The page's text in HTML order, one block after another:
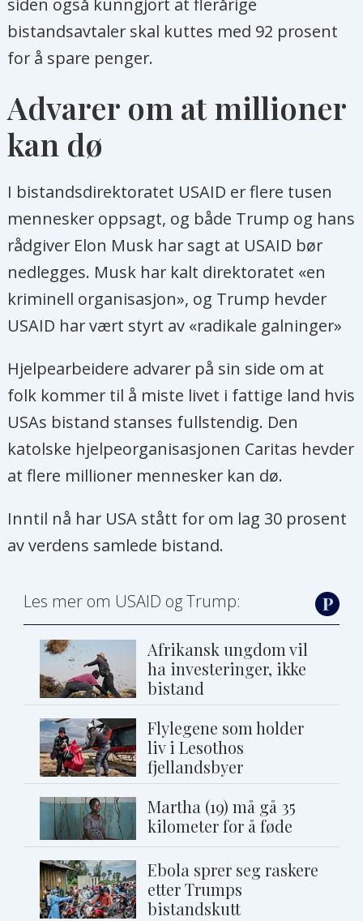
siden også kunngjort at flerårige
bistandsavtaler skal kuttes med 92 prosent
for å spare penger.
Advarer om at millioner
kan dø
I bistandsdirektoratet USAID er flere tusen
mennesker oppsagt, og både Trump og hans
rådgiver Elon Musk har sagt at USAID bør
nedlegges. Musk har kalt direktoratet «en
kriminell organisasjon», og Trump hevder
USAID har vært styrt av «radikale galninger»
Hjelpearbeidere advarer på sin side om at
folk kommer til å miste livet i fattige land hvis
USAs bistand stanses fullstendig. Den
katolske hjelpeorganisasjonen Caritas hevder
at flere millioner mennesker kan dø.
Inntil nå har USA stått for om lag 30 prosent
av verdens samlede bistand.
Les mer om USAID og Trump:
Afrikansk ungdom vil
ha investeringer, ikke
bistand
Flylegene som holder
liv i Lesothos
fjellandsbyer
Martha (19) må gå 35
kilometer for å føde
Ebola sprer seg raskere
etter Trumps
bistandskutt